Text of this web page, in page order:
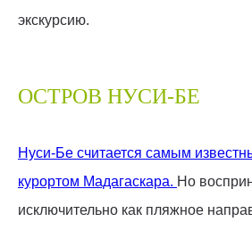
экскурсию.
ОСТРОВ НУСИ-БЕ
Нуси-Бе считается самым
курортом Мадагаскара. Но
исключительно как пляжное